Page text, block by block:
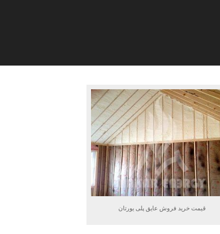
قیمت خرید فروش عایق پلی یورتان